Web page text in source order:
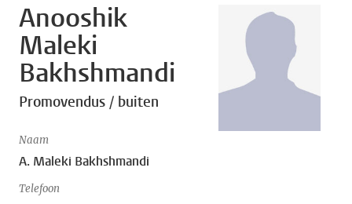
Anooshik
Maleki
Bakhshmandi
Promovendus / buiten
Naam
A. Maleki Bakhshmandi
Telefoon